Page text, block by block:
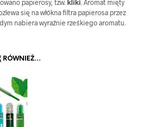
papierosy, tzw. kliki . Aromat mięty
się na włókna filtra papierosa przez
nabiera wyraźnie rześkiego aromatu.
RÓWNIEŻ…